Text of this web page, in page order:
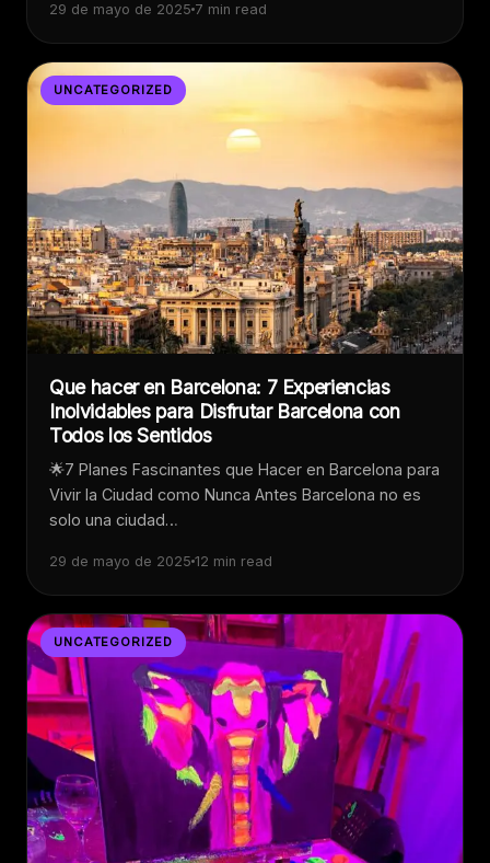
29 de mayo de 2025 7 min read
UNCATEGORIZED
Que hacer en Barcelona: 7 Experiencias
Inolvidables para Disfrutar Barcelona con
Todos los Sentidos
🌟7 Planes Fascinantes que Hacer en Barcelona para
Vivir la Ciudad como Nunca Antes Barcelona no es
solo una ciudad…
29 de mayo de 2025 12 min read
UNCATEGORIZED